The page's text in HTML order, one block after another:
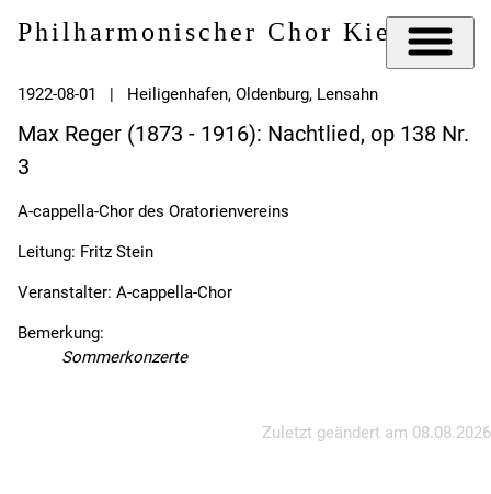
Philharmonischer Chor Kiel e.V.
1922-08-01 | Heiligenhafen, Oldenburg, Lensahn
Max Reger (1873 - 1916): Nachtlied, op 138 Nr.
3
A-cappella-Chor des Oratorienvereins
Leitung: Fritz Stein
Veranstalter: A-cappella-Chor
Bemerkung:
Sommerkonzerte
Zuletzt geändert am 08.08.2026